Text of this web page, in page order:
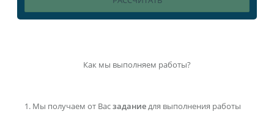
Как мы выполняем работы?
Мы получаем от Васзаданиедля выполнения работы